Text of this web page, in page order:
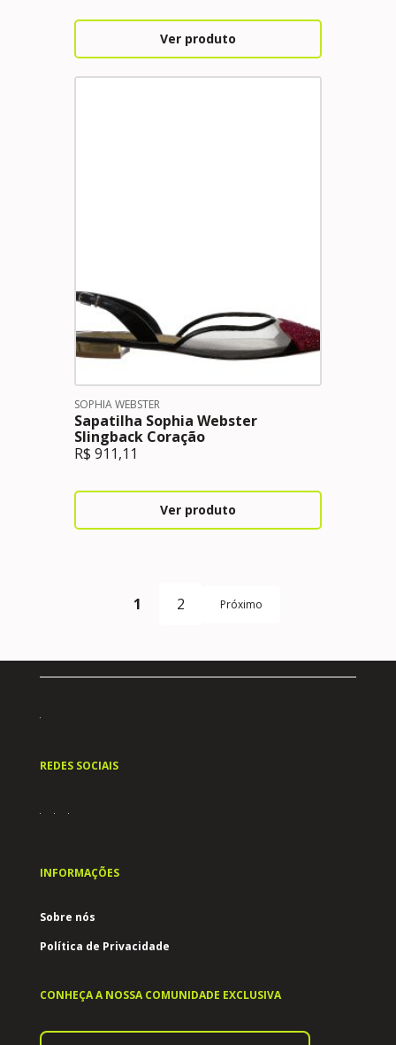
Ver produto
SOPHIA WEBSTER
Sapatilha Sophia Webster
Slingback Coração
R$ 911,11
Ver produto
1 2 Próximo
INFORMAÇÕES
Política de Privacidade